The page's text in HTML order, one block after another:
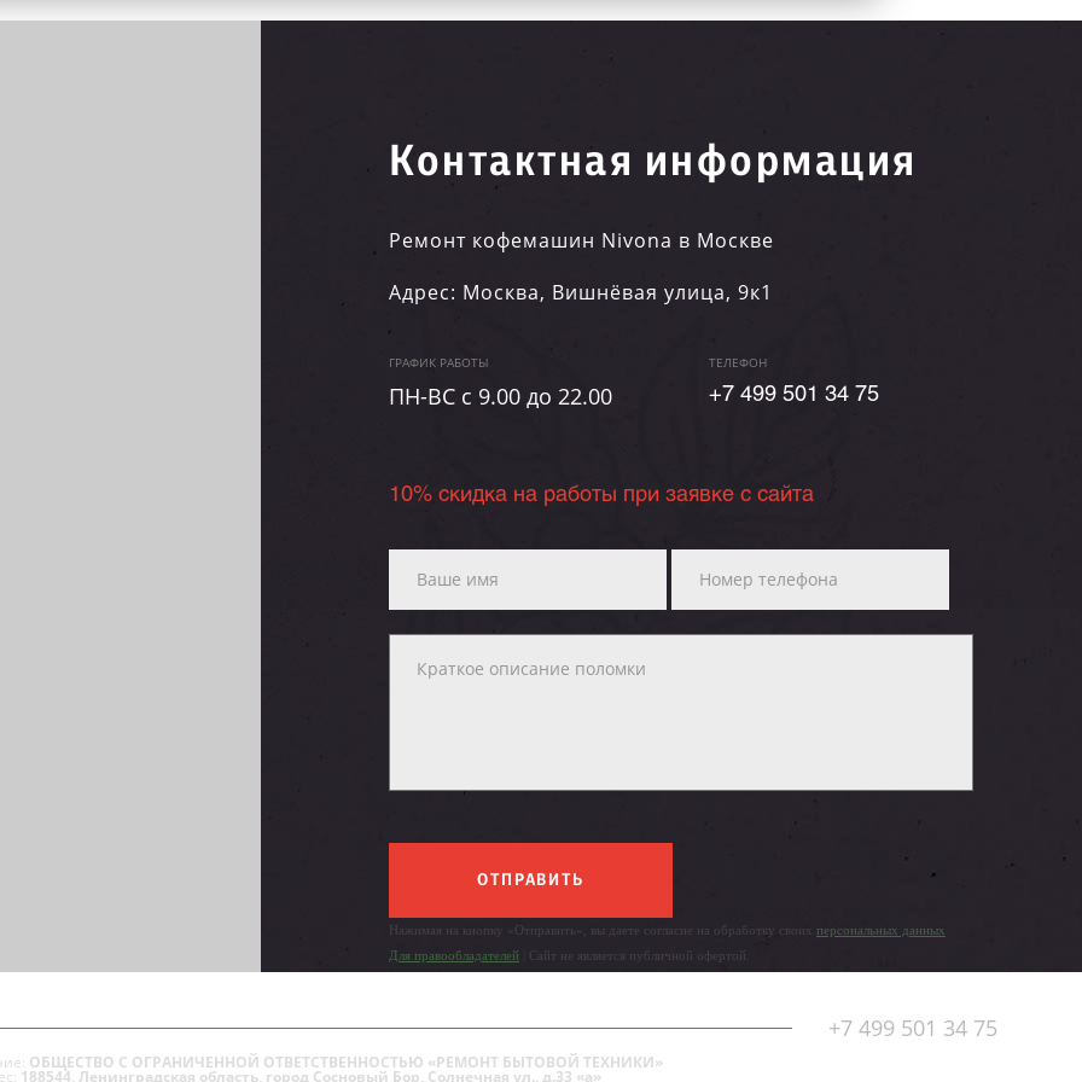
Контактная информация
Ремонт кофемашин Nivona в Москве
Адрес: Москва, Вишнёвая улица, 9к1
ГРАФИК РАБОТЫ
ПН-ВC c 9.00 до 22.00
ТЕЛЕФОН
+7 499 501 34 75
10% скидка на работы при заявке с сайта
ОТПРАВИТЬ
Нажимая на кнопку «Отправить», вы даете согласие на обработку своих персональных данных
Для правообладателей | Сайт не является публичной офертой.
+7 499 501 34 75
ОБЩЕСТВО С ОГРАНИЧЕННОЙ ОТВЕТСТВЕННОСТЬЮ «РЕМОНТ БЫТОВОЙ ТЕХНИКИ»
188544, Ленинградская область, город Сосновый Бор, Солнечная ул., д.33 «а»